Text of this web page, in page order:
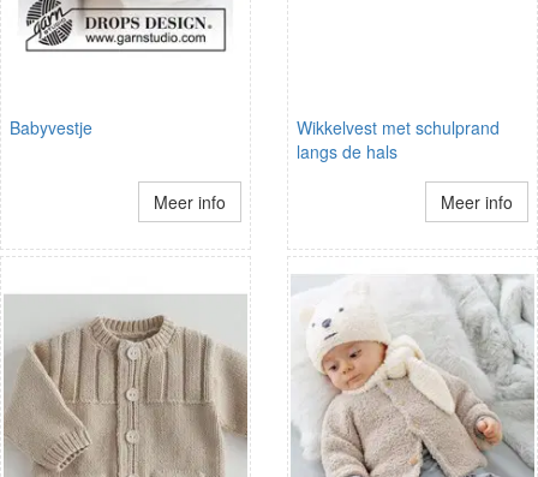
Babyvestje
Meer info
Wikkelvest met schulprand
langs de hals
Meer info